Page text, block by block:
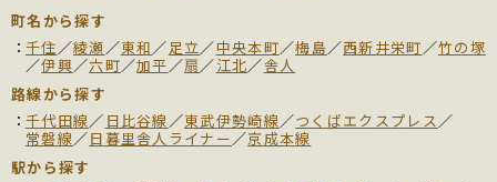
町名から探す
千住／綾瀬／東和／足立／中央本町／梅島／西新井栄町／竹の塚
／伊興／六町／加平／扇／江北／舎人
路線から探す
千代田線／ 日比谷線／東武伊勢崎線／つくばエクスプレス／
常磐線／日暮里舎人ライナー／京成本線
駅から探す